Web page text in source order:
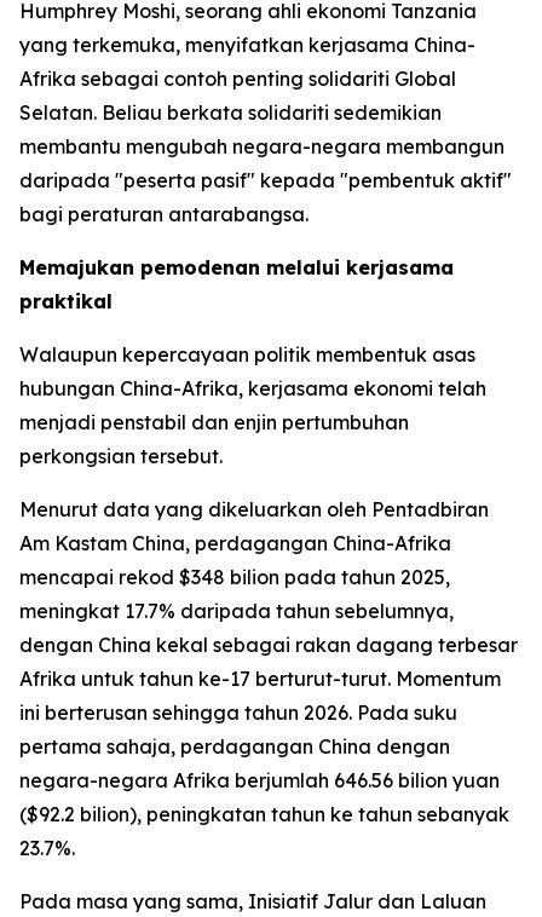
Humphrey Moshi, seorang ahli ekonomi Tanzania
yang terkemuka, menyifatkan kerjasama China-
Afrika sebagai contoh penting solidariti Global
Selatan. Beliau berkata solidariti sedemikian
membantu mengubah negara-negara membangun
daripada "peserta pasif" kepada "pembentuk aktif"
bagi peraturan antarabangsa.
Memajukan pemodenan melalui kerjasama
praktikal
Walaupun kepercayaan politik membentuk asas
hubungan China-Afrika, kerjasama ekonomi telah
menjadi penstabil dan enjin pertumbuhan
perkongsian tersebut.
Menurut data yang dikeluarkan oleh Pentadbiran
Am Kastam China, perdagangan China-Afrika
mencapai rekod $348 bilion pada tahun 2025,
meningkat 17.7% daripada tahun sebelumnya,
dengan China kekal sebagai rakan dagang terbesar
Afrika untuk tahun ke-17 berturut-turut. Momentum
ini berterusan sehingga tahun 2026. Pada suku
pertama sahaja, perdagangan China dengan
negara-negara Afrika berjumlah 646.56 bilion yuan
($92.2 bilion), peningkatan tahun ke tahun sebanyak
23.7%.
Pada masa yang sama, Inisiatif Jalur dan Laluan